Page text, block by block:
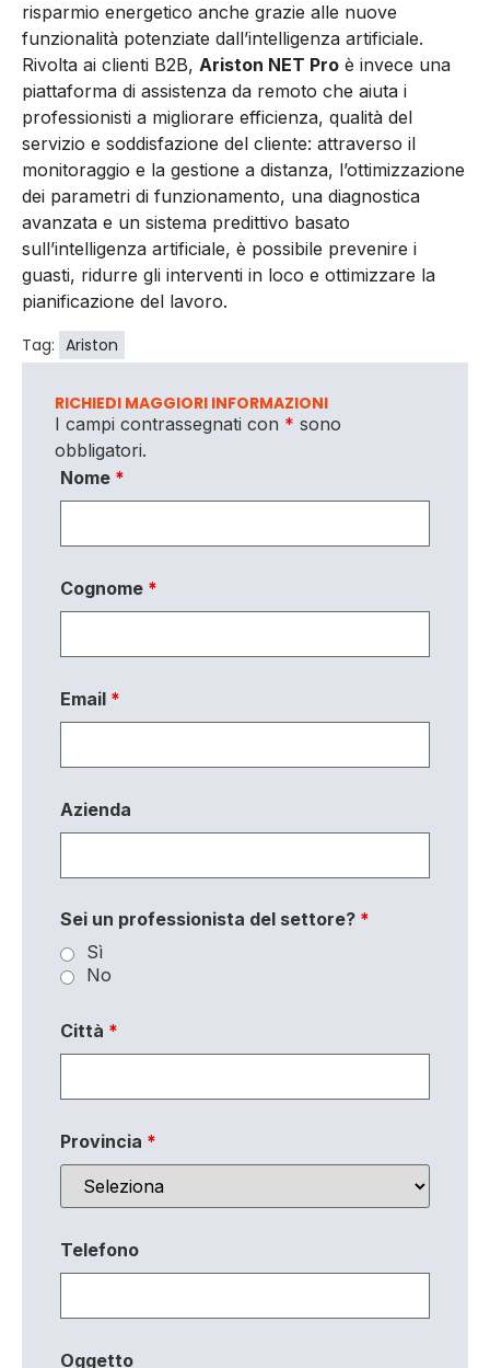
risparmio energetico anche grazie alle nuove
funzionalità potenziate dall’intelligenza artificiale.
Rivolta ai clienti B2B, Ariston NET Pro è invece una
piattaforma di assistenza da remoto che aiuta i
professionisti a migliorare efficienza, qualità del
servizio e soddisfazione del cliente: attraverso il
monitoraggio e la gestione a distanza, l’ottimizzazione
dei parametri di funzionamento, una diagnostica
avanzata e un sistema predittivo basato
sull’intelligenza artificiale, è possibile prevenire i
guasti, ridurre gli interventi in loco e ottimizzare la
pianificazione del lavoro.
Tag: Ariston
RICHIEDI MAGGIORI INFORMAZIONI
I campi contrassegnati con * sono
obbligatori.
Nome *
Cognome *
Email *
Azienda
Sei un professionista del settore? *
Sì
No
Città *
Provincia *
Telefono
Oggetto